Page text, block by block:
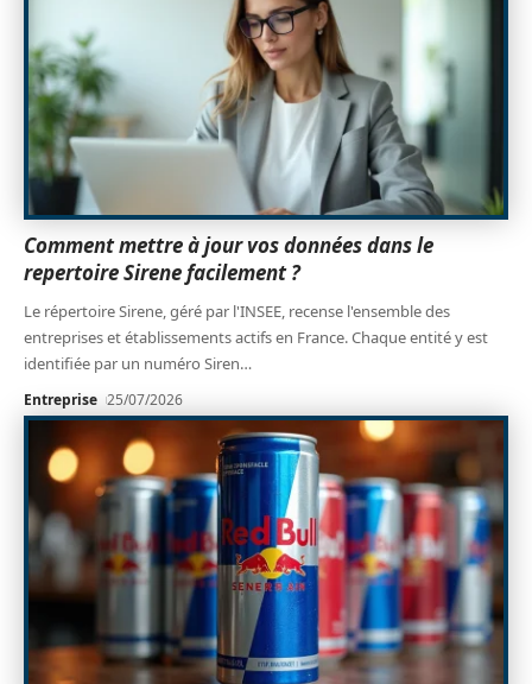
Comment mettre à jour vos données dans le
repertoire Sirene facilement ?
Le répertoire Sirene, géré par l'INSEE, recense l'ensemble des
entreprises et établissements actifs en France. Chaque entité y est
identifiée par un numéro Siren…
Entreprise 25/07/2026